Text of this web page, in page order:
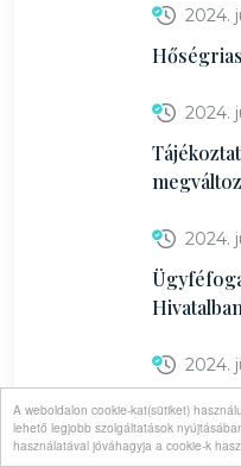
A weboldalon cookie-kat(sütiket)
lehető legjobb szolgáltatások
használatával jóváhagyja a cookie-k
2024.
2024.
2024.
Hivatalban
2024.
Ingyenes
2024.